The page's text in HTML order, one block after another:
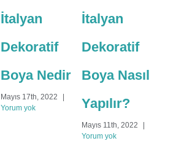
İtalyan
Dekoratif
Boya Nedir
Mayıs 17th, 2022
|
Yorum yok
İtalyan
Dekoratif
Boya Nasıl
Yapılır?
Mayıs 11th, 2022
|
Yorum yok